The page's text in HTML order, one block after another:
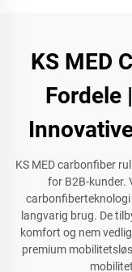
KS MED
Fordele
KS MED carbonfiber
for B2B-kunder.
langvarig brug. De
komfort og nem
premium